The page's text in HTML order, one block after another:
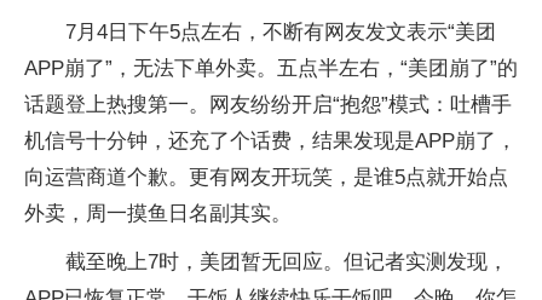
7月4日下午5点左右，不断有网友发文表示“美团
APP崩了”，无法下单外卖。五点半左右，“美团崩了”的
话题登上热搜第一。网友纷纷开启“抱怨”模式：吐槽手
机信号十分钟，还充了个话费，结果发现是APP崩了，
向运营商道个歉。更有网友开玩笑，是谁5点就开始点
外卖，周一摸鱼日名副其实。
截至晚上7时，美团暂无回应。但记者实测发现，